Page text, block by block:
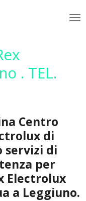
. TEL.
Centro
di
servizi di
per
Electrolux
a Leggiuno.